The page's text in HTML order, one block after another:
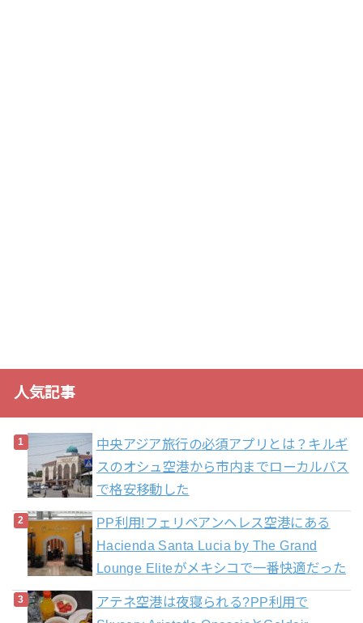
人気記事
中央アジア旅行の必須アプリとは？キルギ
スのオシュ空港から市内までローカルバス
で格安移動した
PP利用!フェリペアンヘレス空港にある
Hacienda Santa Lucia by The Grand
Lounge Eliteがメキシコで一番快適だった
アテネ空港は夜寝られる?PP利用で